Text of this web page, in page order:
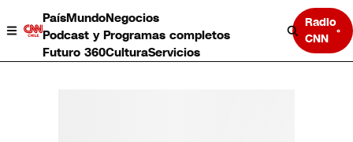
PaísMundoNegocios
Podcast y Programas completos
Futuro 360CulturaServicios
Radio
CNN